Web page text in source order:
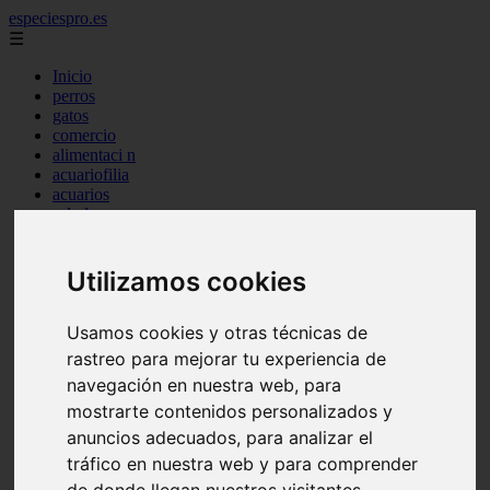
Utilizamos cookies
Usamos cookies y otras técnicas de
rastreo para mejorar tu experiencia de
navegación en nuestra web, para
mostrarte contenidos personalizados y
anuncios adecuados, para analizar el
tráfico en nuestra web y para comprender
especiespro.es
☰
Inicio
perros
gatos
comercio
alimentaci n
acuariofilia
acuarios
salud
mantenimiento
aves
bienestar
peque os mam feros
verano
legislaci n
peluquer a
accesorios
peluquer a canina
complementos